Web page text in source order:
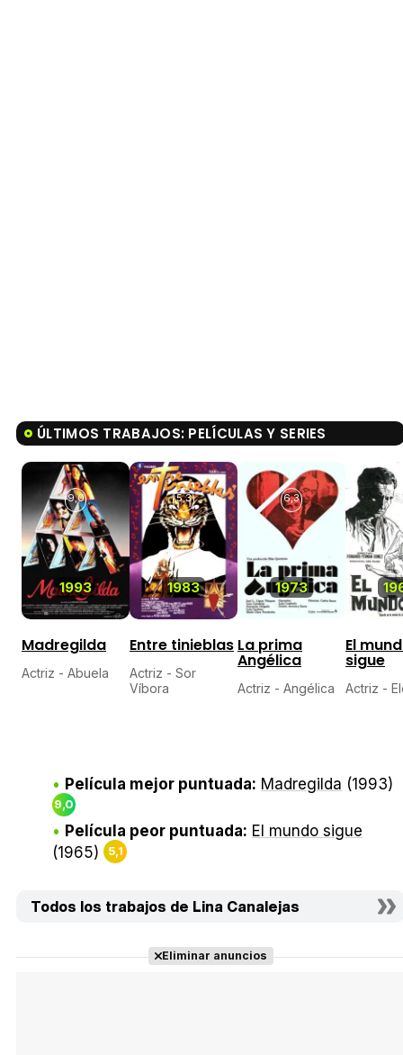
ÚLTIMOS TRABAJOS: PELÍCULAS Y SERIES
1993
9,0
Madregilda
Actriz - Abuela
1983
5,3
Entre tinieblas
Actriz - Sor
Víbora
1973
6,3
La prima
Angélica
Actriz - Angélica
El
sigue
Actriz -
Película mejor puntuada: Madregilda (1993)
9,0
Película peor puntuada: El mundo sigue
(1965)
5,1
Todos los trabajos de Lina Canalejas
Eliminar anuncios